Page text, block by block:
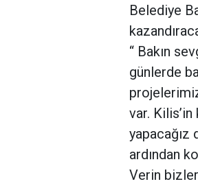
Belediye
“ Bakın
günlerde
var. Kilis’in
yapacağız
ardından
Verin